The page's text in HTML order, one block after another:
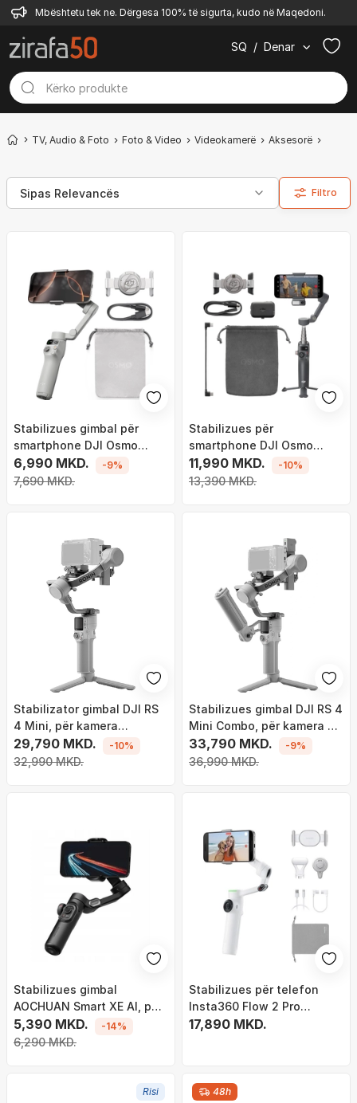
Mbështetu tek ne. Dërgesa 100% të sigurta, kudo në Maqedoni.
SQ / Denar
TV, Audio & Foto Foto & Video Videokamerë Aksesorë
Filtro
Stabilizues gimbal për
smartphone DJI Osmo
Mobile 7, ActiveTrack 7.0,
bateri 10 orë, gri
6,990 MKD.
7,690 MKD.
-9%
Stabilizues për
smartphone DJI Osmo
Mobile 8, gimbal 3 akse,
shkop zgjatues, gri
11,990 MKD.
13,390 MKD.
-10%
Stabilizator gimbal DJI RS
4 Mini, për kamera
mirrorless, Bluetooth, i zi
29,790 MKD.
32,990 MKD.
-10%
Stabilizues gimbal DJI RS 4
Mini Combo, për kamera pa
pasqyrë, kompakt, gri
33,790 MKD.
36,990 MKD.
-9%
Stabilizues gimbal
AOCHUAN Smart XE AI, për
smartphone, AI tracking pa
aplikacion, kontroll me
5,390 MKD.
6,290 MKD.
-14%
Stabilizues për telefon
Insta360 Flow 2 Pro
Creator Bundle, 360°,
17,890 MKD.
Risi 48h